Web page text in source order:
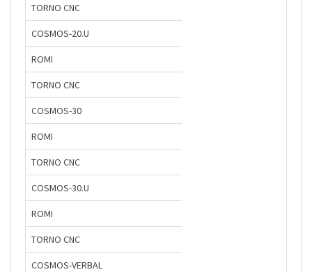
TORNO CNC
COSMOS-20.U
ROMI
TORNO CNC
COSMOS-30
ROMI
TORNO CNC
COSMOS-30.U
ROMI
TORNO CNC
COSMOS-VERBAL